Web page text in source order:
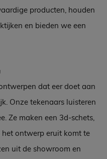
producten, houden
en bieden we een
dat eer doet aan
Onze tekenaars luisteren
Ze maken een 3d-schets,
het ontwerp eruit komt te
uit de showroom en